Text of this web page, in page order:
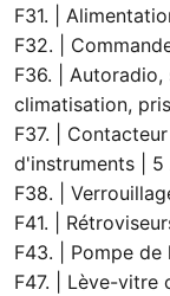
F31. |
F32. |
F36. |
climatisation,
F37. |
d'instruments | 5
F38. |
F41. |
F43. | Pompe
F47. | Lève-vitre